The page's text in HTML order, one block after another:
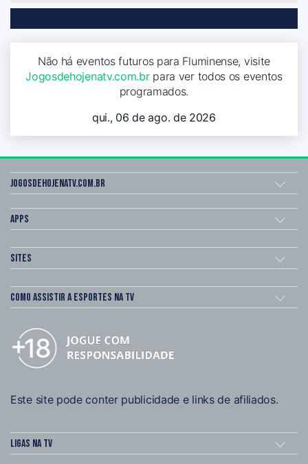
Não há eventos futuros para Fluminense, visite
Jogosdehojenatv.com.brpara ver todos os eventos
programados.
qui., 06 de ago. de 2026
Jogosdehojenatv.com.br
Apps
Sites
Como assistir a esportes na TV
Este site pode conter publicidade e links de afiliados.
Ligas na TV